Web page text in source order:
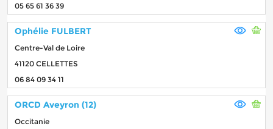
05 65 61 36 39
Ophélie FULBERT
Centre-Val de Loire
41120 CELLETTES
06 84 09 34 11
ORCD Aveyron (12)
Occitanie